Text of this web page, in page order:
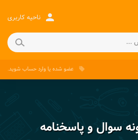
person ناحیه کاربری
local_offer عضو شده یاوارد حساب شوید.
سوال و پاسخنامه